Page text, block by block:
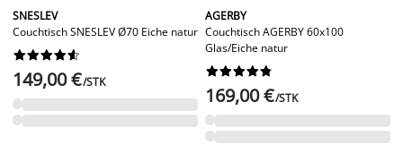
SNESLEV
Couchtisch SNESLEV Ø70 Eiche natur






149,00 €/STK
AGERBY
Couchtisch AGERBY 60x100
Glas/Eiche natur






169,00 €/STK